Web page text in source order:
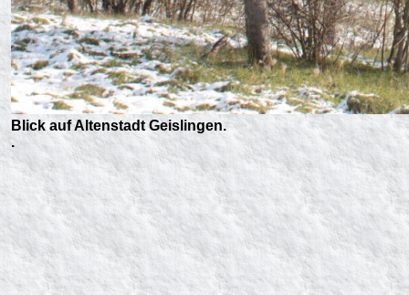
Blick auf Altenstadt Geislingen.
.